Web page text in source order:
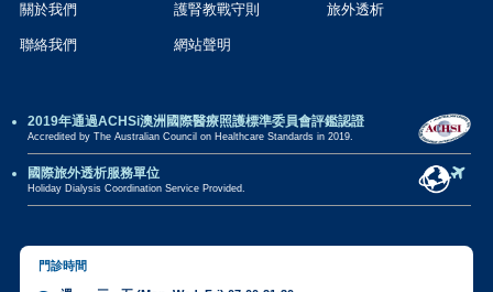
關於我們 護腎教戰守則 旅外透析
聯絡我們 網站聲明
2019年通過ACHSi澳洲國際醫療照護標準委員會評鑑認證
Accredited by The Australian Council on Healthcare Standards in 2019.
國際旅外透析服務單位
Holiday Dialysis Coordination Service Provided.
門診時間